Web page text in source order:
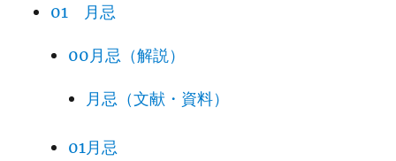
01 月忌
00月忌（解説）
月忌（文献・資料）
01月忌